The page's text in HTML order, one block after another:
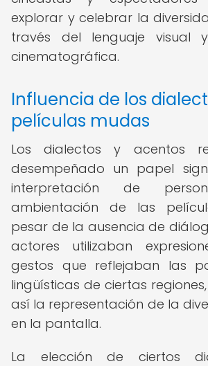
explorar y celebrar la
través del lenguaje visual
cinematográfica.
Influencia de los
películas mudas
Los dialectos y acentos
desempeñado un papel
interpretación de
ambientación de las
pesar de la ausencia de
actores utilizaban
gestos que reflejaban las
lingüísticas de ciertas
así la representación de la
en la pantalla.
La elección de ciertos